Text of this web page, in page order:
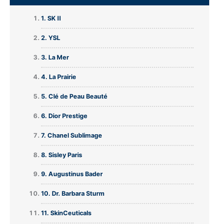
1. SK II
2. YSL
3. La Mer
4. La Prairie
5. Clé de Peau Beauté
6. Dior Prestige
7. Chanel Sublimage
8. Sisley Paris
9. Augustinus Bader
10. Dr. Barbara Sturm
11. SkinCeuticals